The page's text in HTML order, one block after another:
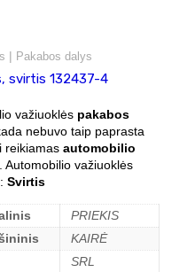
| Pakabos dalys
svirtis 132437-4
važiuoklės pakabos
nebuvo taip paprasta
reikiamas automobilio
. Automobilio važiuoklės
Svirtis
PRIEKIS
KAIRĖ
SRL